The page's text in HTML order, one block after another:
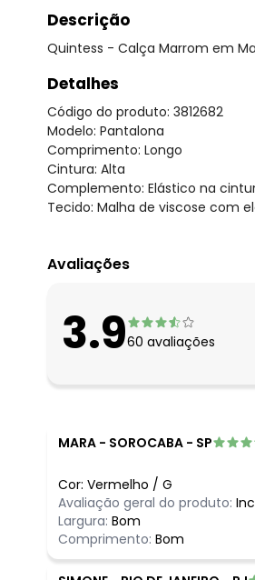
Descrição
Quintess - Calça Marrom em
Detalhes
Código do produto: 3812682
Modelo: Pantalona
Comprimento: Longo
Cintura: Alta
Complemento: Elástico na
Tecido: Malha de viscose com
Avaliações
3.960 avaliações
MARA - SOROCABA - SP
Cor: Vermelho / G
Avaliação geral do produto:
Largura: Bom
Comprimento: Bom